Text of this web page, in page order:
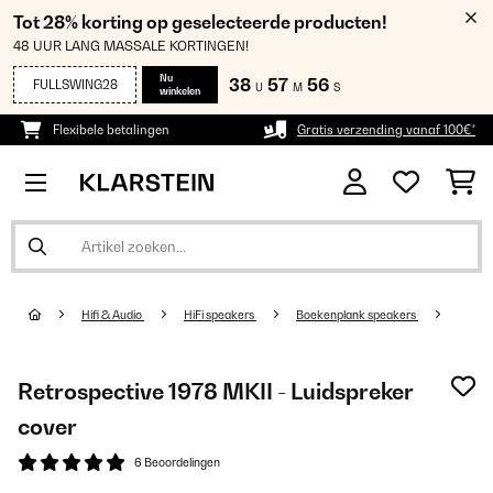
Tot 28% korting op geselecteerde producten!
48 UUR LANG MASSALE KORTINGEN!
FULLSWING28
Nu
winkelen
38 U 57 M 56 S
Flexibele betalingen Gratis verzending vanaf 100€*
Hifi & Audio HiFi speakers Boekenplank speakers
Retrospective 1978 MKII - Luidspreker
cover
6 Beoordelingen